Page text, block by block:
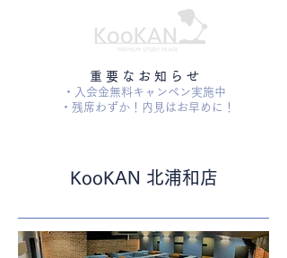
​重 要 な お 知 ら せ
・入会金無料キャンペン実施中
・残席わずか！内見はお早めに！
KooKAN 北浦和店